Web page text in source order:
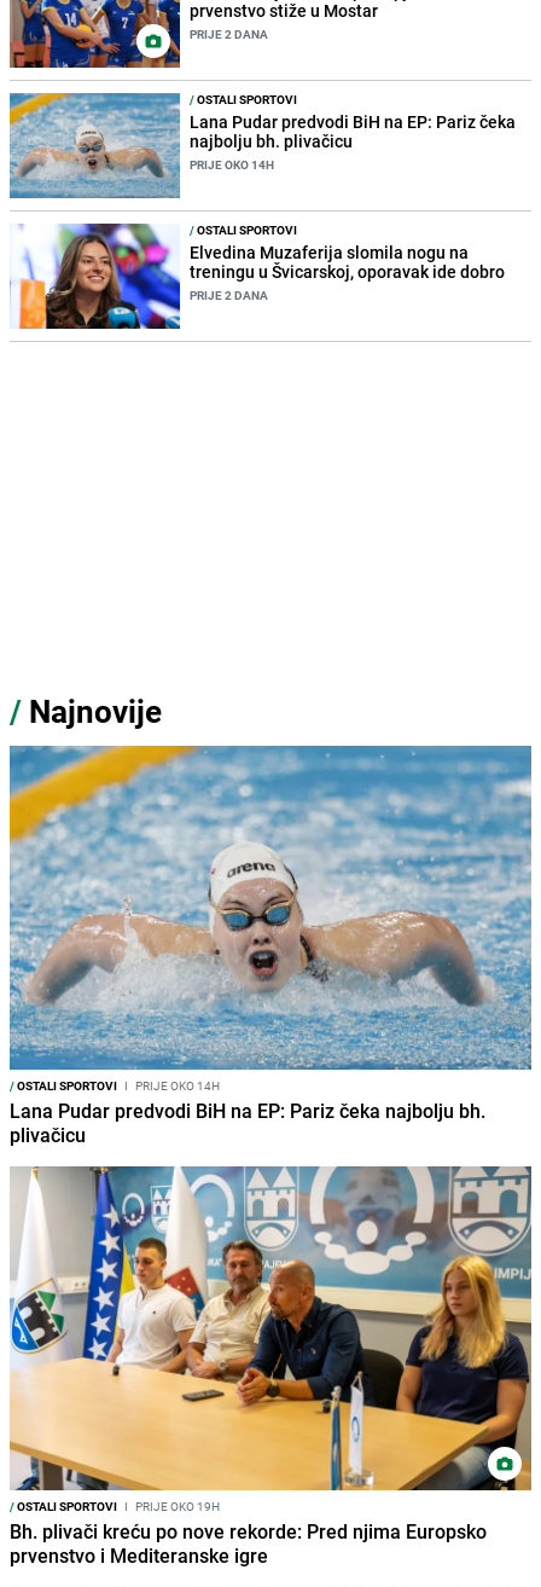
prvenstvo stiže u Mostar
PRIJE 2 DANA
/OSTALI SPORTOVI
Lana Pudar predvodi BiH na EP: Pariz čeka
najbolju bh. plivačicu
PRIJE OKO 14H
/OSTALI SPORTOVI
Elvedina Muzaferija slomila nogu na
treningu u Švicarskoj, oporavak ide dobro
PRIJE 2 DANA
/ Najnovije
/OSTALI SPORTOVI I PRIJE OKO 14H
Lana Pudar predvodi BiH na EP: Pariz čeka najbolju bh.
plivačicu
/OSTALI SPORTOVI I PRIJE OKO 19H
Bh. plivači kreću po nove rekorde: Pred njima Europsko
prvenstvo i Mediteranske igre